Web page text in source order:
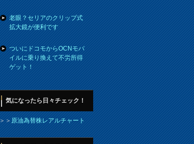
老眼？セリアのクリップ式
拡大鏡が便利です
ついにドコモからOCNモバ
イルに乗り換えて不労所得
ゲット！
気になったら日々チェック！
＞原油為替株レアルチャート